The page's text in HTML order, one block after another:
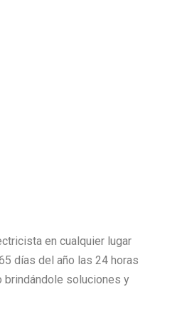
en cualquier lugar
días del año las 24 horas
soluciones y